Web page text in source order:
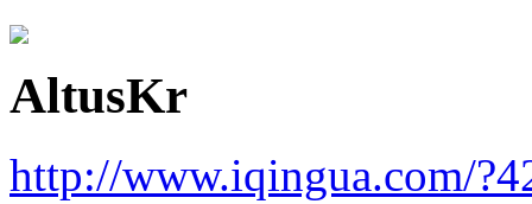
AltusKr
http://www.iqingua.com/